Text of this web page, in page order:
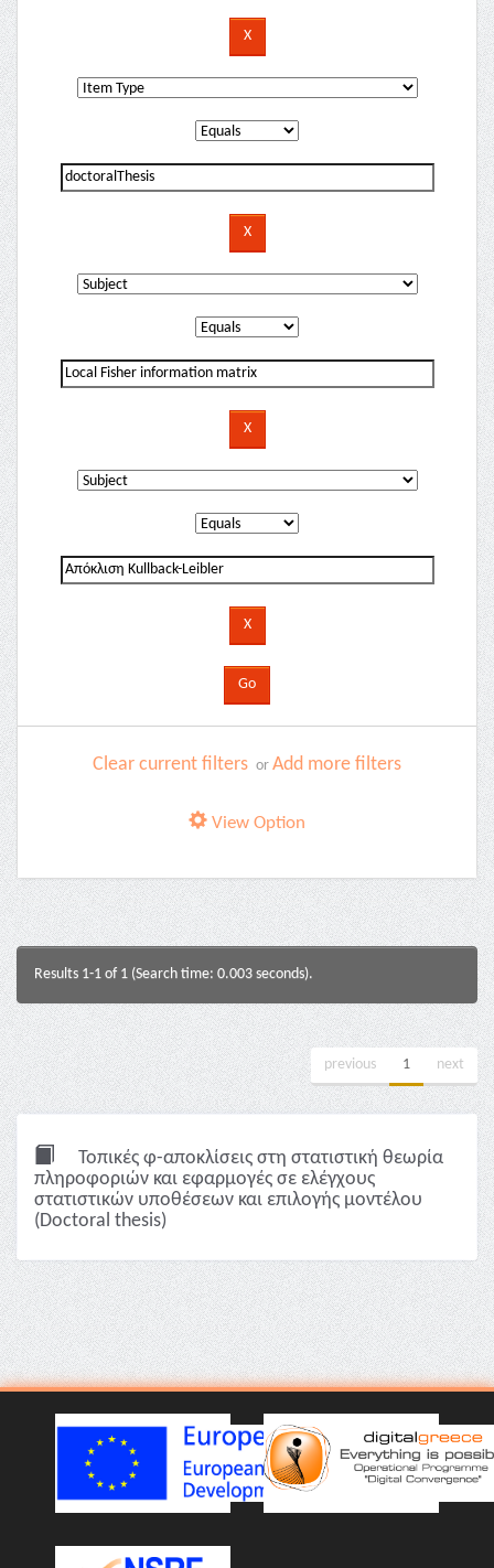
Clear current filters or Add more filters
View Option
Results 1-1 of 1 (Search time: 0.003 seconds).
previous 1 next
Τοπικές φ-αποκλίσεις στη στατιστική θεωρία
πληροφοριών και εφαρμογές σε ελέγχους
στατιστικών υποθέσεων και επιλογής μοντέλου
(Doctoral thesis)